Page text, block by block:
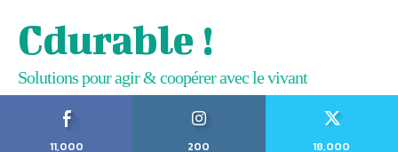
Cdurable !
Solutions pour agir & coopérer avec le vivant
11,000
200
18,000